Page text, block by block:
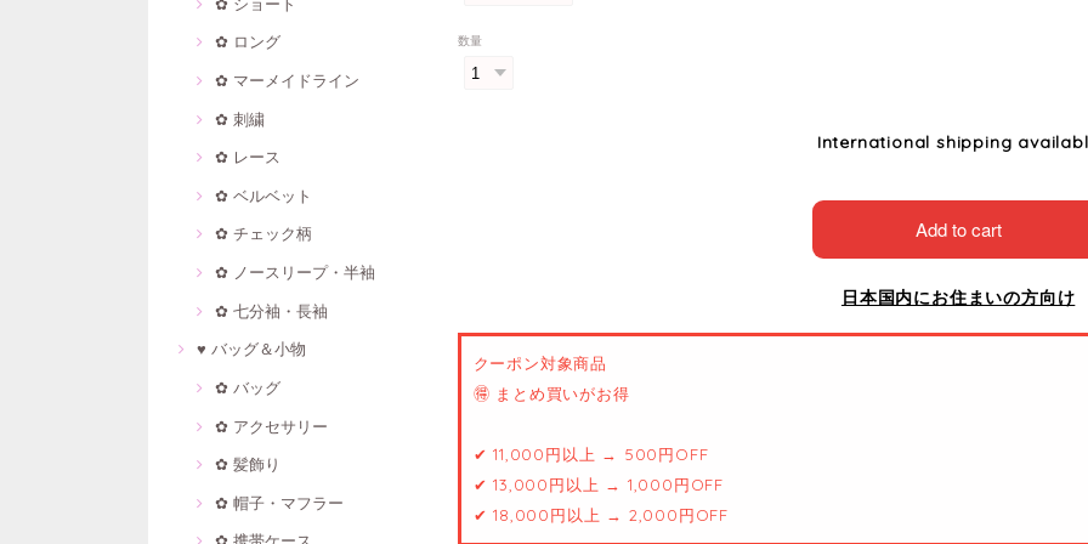
✿ ロング
✿ マーメイドライン
✿ 刺繍
✿ レース
✿ ベルベット
✿ チェック柄
✿ ノースリープ・半袖
✿ 七分袖・長袖
♥ バッグ＆小物
✿ バッグ
✿ アクセサリー
✿ 髪飾り
✿ 帽子・マフラー
数量
International shipping
Add to cart
日本国内にお住まいの方向け
クーポン対象商品
🉐 まとめ買いがお得
✔ 11,000円以上 → 500円OFF
✔ 13,000円以上 → 1,000円OFF
✔ 18,000円以上 → 2,000円OFF